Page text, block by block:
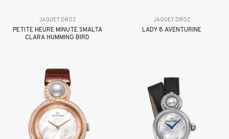
JAQUET DROZ
PETITE HEURE MINUTE SMALTA
CLARA HUMMING BIRD
JAQUET DROZ
LADY 8 AVENTURINE